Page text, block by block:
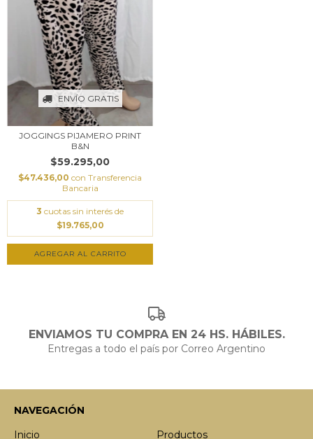
ENVÍO GRATIS
JOGGINGS PIJAMERO PRINT
B&N
$59.295,00
$47.436,00 con Transferencia
Bancaria
3 cuotas sin interés de
$19.765,00
AGREGAR AL CARRITO
ENVIAMOS TU COMPRA EN 24 HS. HÁBILES.
Entregas a todo el país por Correo Argentino
NAVEGACIÓN
Inicio
Productos